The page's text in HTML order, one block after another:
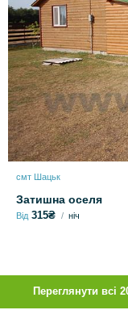
смт Шацьк
Затишна оселя
Від 315₴ ніч
Переглянути всі